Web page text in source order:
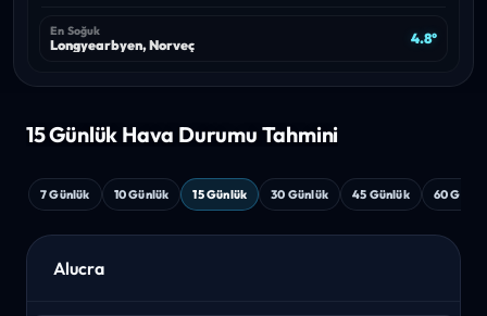
En Soğuk
Longyearbyen, Norveç 4.8°
15 Günlük Hava Durumu Tahmini
7 Günlük 10 Günlük 15 Günlük 30 Günlük 45 Günlük 60
Alucra